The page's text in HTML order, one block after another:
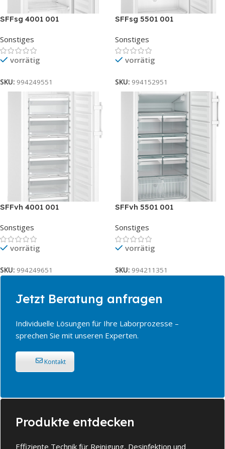
SFFsg 4001 001
Sonstiges
vorrätig
SKU: 994249551
SFFsg 5501 001
Sonstiges
vorrätig
SKU: 994152951
SFFvh 4001 001
Sonstiges
vorrätig
SKU: 994249651
SFFvh 5501 001
Sonstiges
vorrätig
SKU: 994211351
Jetzt Beratung anfragen
Individuelle Lösungen für Ihre Laborprozesse –
sprechen Sie mit unseren Experten.
Kontakt
Produkte entdecken
Effiziente Technik für Reinigung, Desinfektion und